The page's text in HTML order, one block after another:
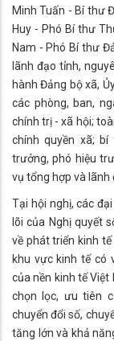
Minh Tuấn - Bí thư
Huy - Phó Bí thư
Nam - Phó Bí thư
lãnh đạo tỉnh,
hành Đảng bộ xã,
các phòng, ban,
chính trị - xã hội;
chính quyền xã;
trưởng, phó hiệu
vụ tổng hợp và lãnh
Tại hội nghị, các
lõi của Nghị quyết
về phát triển kinh
khu vực kinh tế có
của nền kinh tế
chọn lọc, ưu tiên
chuyển đổi số,
tăng lớn và khả